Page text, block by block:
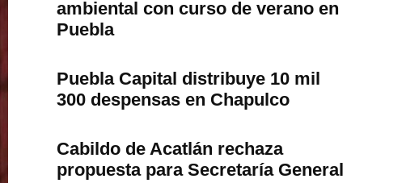
ambiental con curso de verano en
Puebla
Puebla Capital distribuye 10 mil
300 despensas en Chapulco
Cabildo de Acatlán rechaza
propuesta para Secretaría General